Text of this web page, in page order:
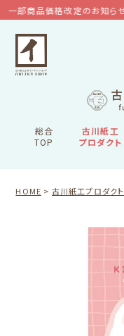
部商品価格改定のお知らせ
総合
TOP
古川紙工
プロダクト
HOME 古川紙工プロダクト